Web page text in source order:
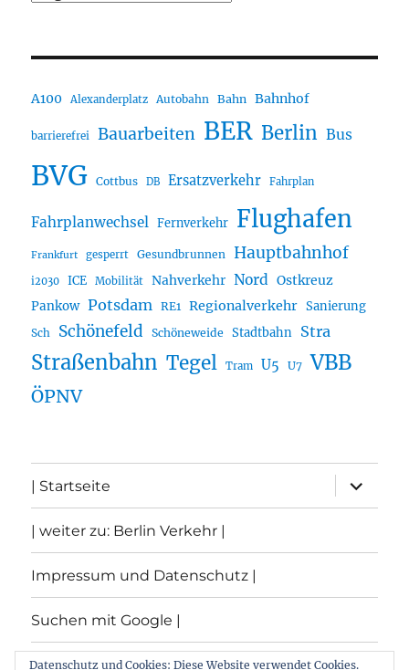
A100 Alexanderplatz Autobahn Bahn Bahnhof
barrierefrei Bauarbeiten BER Berlin Bus
BVG Cottbus DB Ersatzverkehr Fahrplan
Fahrplanwechsel Fernverkehr Flughafen
Frankfurt gesperrt Gesundbrunnen Hauptbahnhof
i2030 ICE Mobilität Nahverkehr Nord Ostkreuz
Pankow Potsdam RE1 Regionalverkehr Sanierung
Sch Schönefeld Schöneweide Stadtbahn Stra
Straßenbahn Tegel Tram U5 U7 VBB
ÖPNV
| Startseite
öffnen
| weiter zu: Berlin Verkehr |
Impressum und Datenschutz |
Suchen mit Google |
Themen
Datenschutz und Cookies: Diese Website verwendet Cookies.